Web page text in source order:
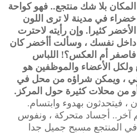
المكان بلا شك منتجع.. فهو كواحة
خضراء في مدينة لا ترى اللون
الأخضر كثيرا. وإن رأيته لاحترت
داخل نفسك ، وسألت أأخضر كان
فاصفر أم العكس؟! اللباس
ولكل الأعضاء والموظفين هو
، ويمكن شراؤه من محل في
من محلات كثيرة حول المركز.
فيتحدثون بهدوء وابتسام.
آخر.. أجساد متحركة ، ونفوس
المنتجع مسبح جميل جدا